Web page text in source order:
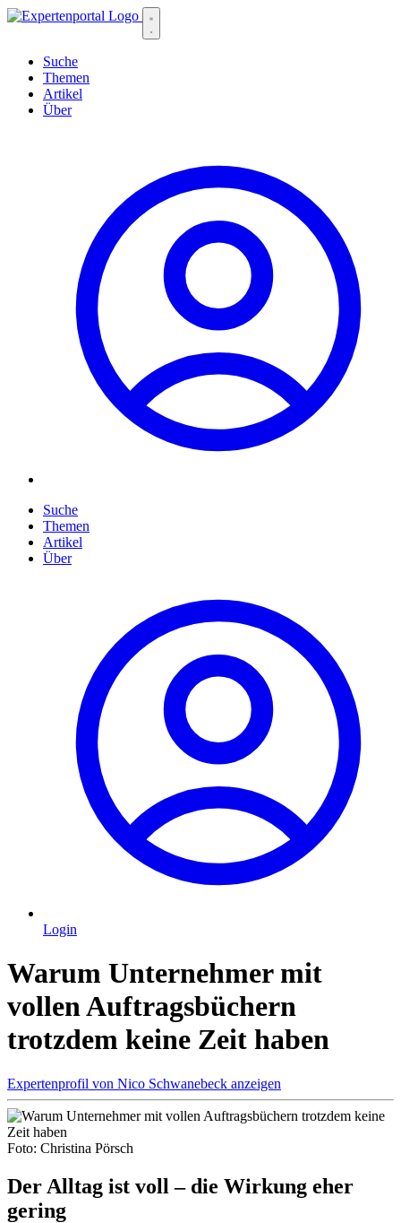
Suche
Themen
Artikel
Über
Suche
Themen
Artikel
Über
Login
Warum Unternehmer mit
vollen Auftragsbüchern
trotzdem keine Zeit haben
Expertenprofil von Nico Schwanebeck anzeigen
Foto: Christina Pörsch
Der Alltag ist voll – die Wirkung eher
gering